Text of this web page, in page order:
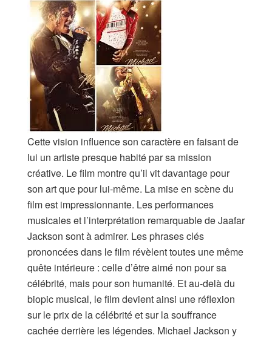
Cette vision influence son caractère en faisant de
lui un artiste presque habité par sa mission
créative. Le film montre qu’il vit davantage pour
son art que pour lui-même. La mise en scène du
film est impressionnante. Les performances
musicales et l’interprétation remarquable de Jaafar
Jackson sont à admirer. Les phrases clés
prononcées dans le film révèlent toutes une même
quête intérieure : celle d’être aimé non pour sa
célébrité, mais pour son humanité. Et au-delà du
biopic musical, le film devient ainsi une réflexion
sur le prix de la célébrité et sur la souffrance
cachée derrière les légendes. Michael Jackson y